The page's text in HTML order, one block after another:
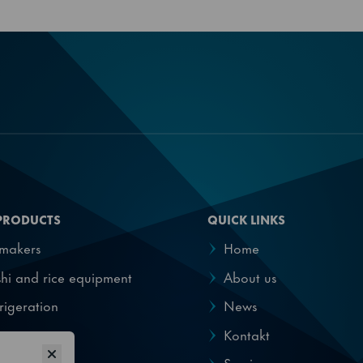
Centralkylda modeller finns med kylmedia:
860900040
and rice equipment
QUICK LINKS
Home
About us
News
Kontakt